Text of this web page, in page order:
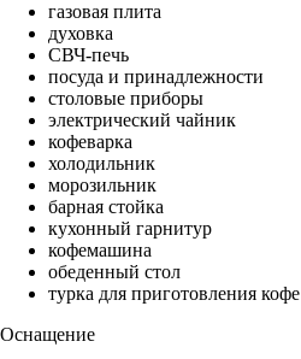
газовая плита
духовка
СВЧ-печь
посуда и принадлежности
столовые приборы
электрический чайник
кофеварка
холодильник
морозильник
барная стойка
кухонный гарнитур
кофемашина
обеденный стол
турка для приготовления кофе
Оснащение